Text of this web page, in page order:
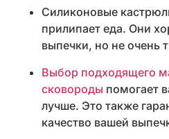
Силиконовые
прилипает еда. Они
выпечки, но не очень
Выбор подходящего
сковороды помогает
лучше. Это также
качество вашей